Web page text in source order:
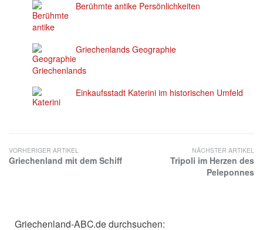
Berühmte antike Persönlichkeiten
Griechenlands Geographie
Einkaufsstadt Katerini im historischen Umfeld
VORHERIGER ARTIKEL
Griechenland mit dem Schiff
NÄCHSTER ARTIKEL
Tripoli im Herzen des
Peleponnes
Griechenland-ABC.de durchsuchen: